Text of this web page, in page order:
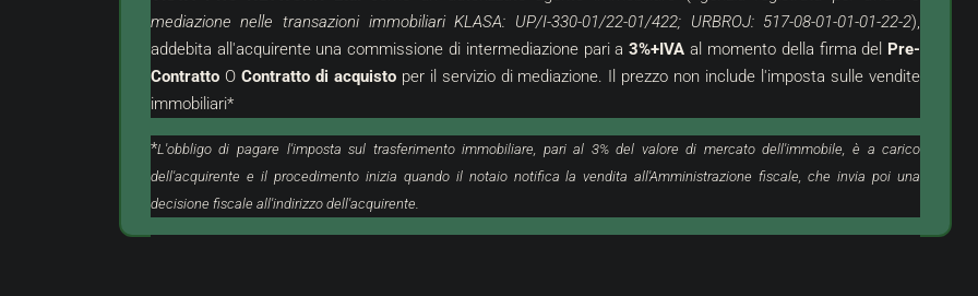
mediazione nelle transazioni immobiliari KLASA: UP/I-330-01/22-01/422; URBROJ: 517-08-01-01-01-22-2),
addebita all'acquirente una commissione di intermediazione pari a3%+IVA al momento della firma del
Pre-
ContrattoO Contratto di acquistoper il servizio di mediazione. Il prezzo non include l'imposta sulle vendite
immobiliari*
*L'obbligo di pagare l'imposta sul trasferimento immobiliare, pari al 3% del valore di mercato dell'immobile, è a carico
dell'acquirente e il procedimento inizia quando il notaio notifica la vendita all'Amministrazione fiscale, che invia poi una
decisione fiscale all'indirizzo dell'acquirente.